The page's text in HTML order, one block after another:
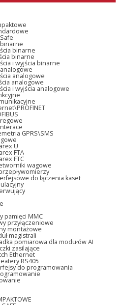
binarne
binarne
binarne
i wyjścia binarne
analogowe
analogowe
i wyjścia analogowe
GPRS\SMS
U
FTA
FTC
wagowe
do łączenia kaset
pamięci MMC
przyłączeniowe
montażowe
magistrali
pomiarowa dla modułów AI
zasilające
Ethernet
RS405
do programowania